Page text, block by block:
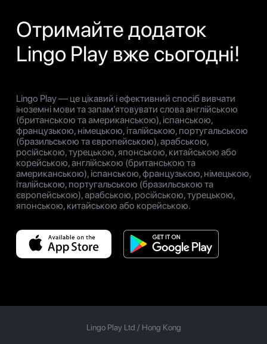
Отримайте додаток
Lingo Play вже сьогодні!
Lingo Play — це цікавий і ефективний спосіб вивчати
іноземні мови та запам’ятовувати слова англійською
(британською та американською), іспанською,
французькою, німецькою, італійською, португальською
(бразильською та європейською), арабською,
російською, турецькою, японською, китайською або
корейською, англійською (британською та
американською), іспанською, французькою, німецькою,
італійською, португальською (бразильською та
європейською), арабською, російською, турецькою,
японською, китайською або корейською.
Lingo Play Ltd / Hong Kong